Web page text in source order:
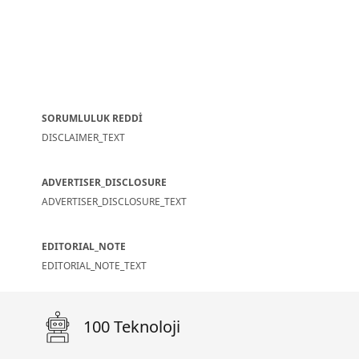
SORUMLULUK REDDİ
DISCLAIMER_TEXT
ADVERTISER_DISCLOSURE
ADVERTISER_DISCLOSURE_TEXT
EDITORIAL_NOTE
EDITORIAL_NOTE_TEXT
100 Teknoloji